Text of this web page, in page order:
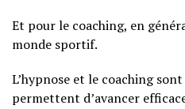
Et pour le coaching, en
monde sportif.
L’hypnose et le coaching
permettent d’avancer